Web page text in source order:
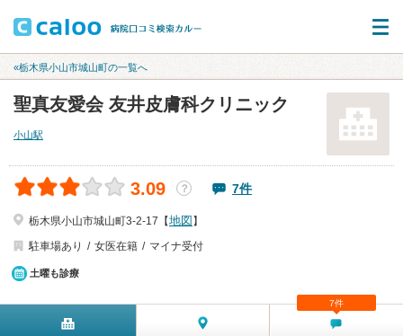
«栃木県小山市城山町の一覧へ
聖真友愛会 友井皮膚科クリニック
小山駅
3.09 ？ 7件
栃木県小山市城山町3-2-17【地図 】
駐車場あり
女医在籍 マイナ受付
土曜も診療
7件